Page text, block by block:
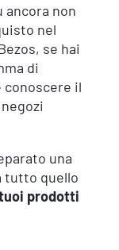
ancora non
nel
se hai
di
il
una
tutto quello
prodotti